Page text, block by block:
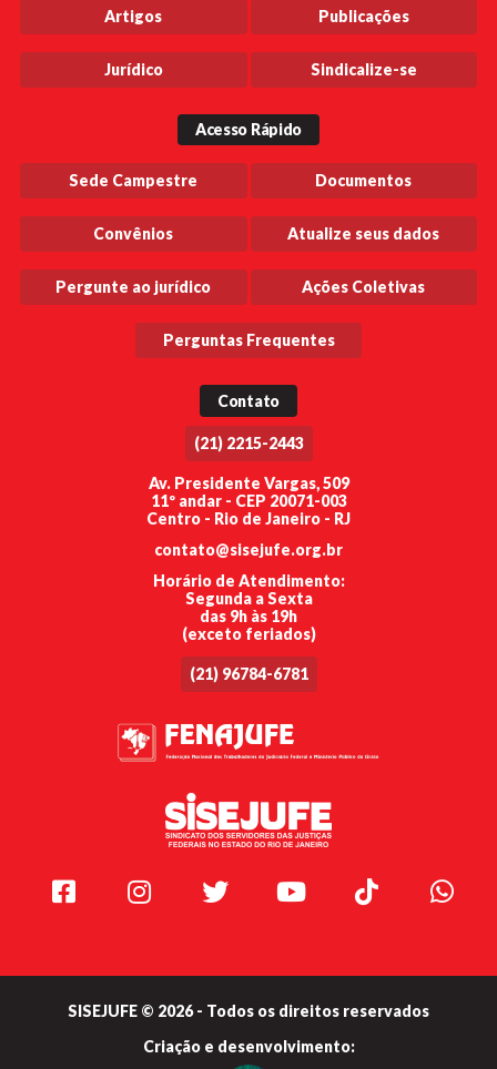
Artigos Publicações
Jurídico Sindicalize-se
Acesso Rápido
Sede Campestre Documentos
Convênios Atualize seus dados
Pergunte ao jurídico Ações Coletivas
Perguntas Frequentes
Contato
(21) 2215-2443
Av. Presidente Vargas, 509
11º andar - CEP 20071-003
Centro - Rio de Janeiro - RJ
contato@sisejufe.org.br
Horário de Atendimento:
Segunda a Sexta
das 9h às 19h
(exceto feriados)
(21) 96784-6781
Facebook Instagram Twitter Youtube TikTok
SISEJUFE © 2026 - Todos os direitos reservados
Criação e desenvolvimento: